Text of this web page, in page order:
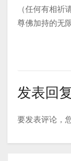
（任何有相祈
尊佛加持的无
发表回复
要发表评论，